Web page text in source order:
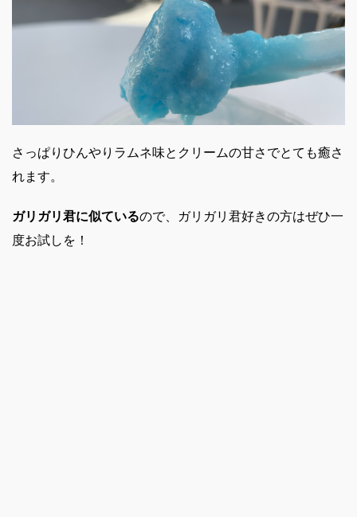
さっぱりひんやりラムネ味とクリームの甘さでとても癒さ
れます。
ガリガリ君に似ているので、ガリガリ君好きの方はぜひ一
度お試しを！